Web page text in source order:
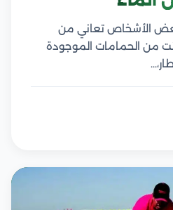
الأشخاص تعاني من
من الحمامات الموجودة